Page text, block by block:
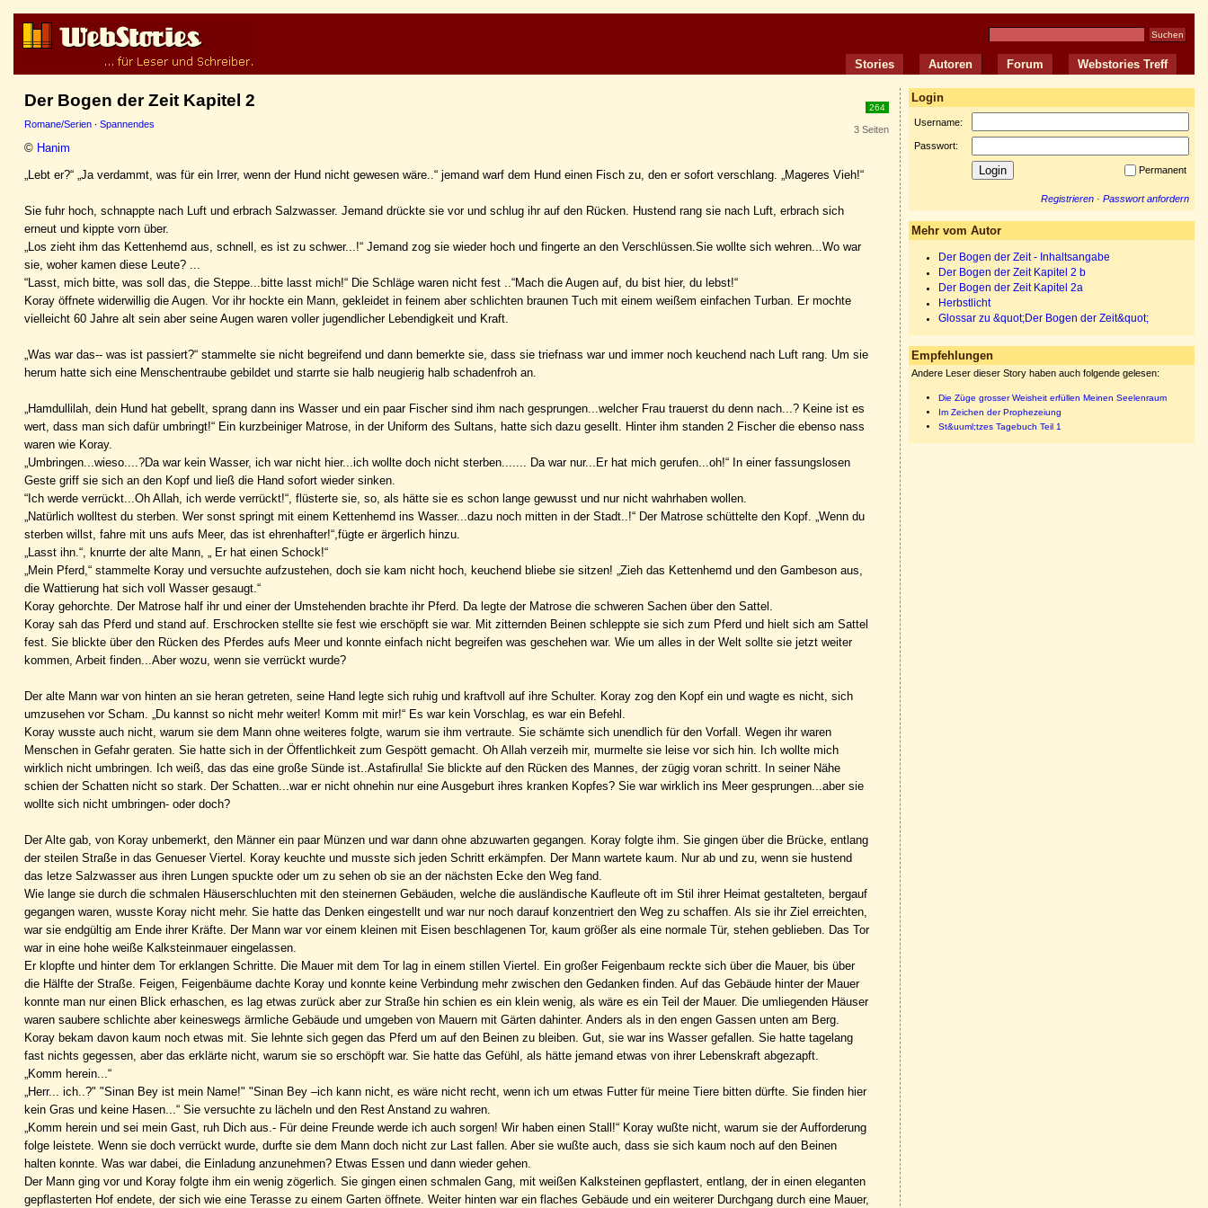
Stories Autoren Forum Webstories Treff
264
3 Seiten
Der Bogen der Zeit Kapitel 2
Romane/Serien · Spannendes
© Hanim
„Lebt er?“ „Ja verdammt, was für ein Irrer, wenn der Hund nicht gewesen wäre..“ jemand warf dem Hund einen Fisch zu, den er sofort verschlang. „Mageres Vieh!“
Sie fuhr hoch, schnappte nach Luft und erbrach Salzwasser. Jemand drückte sie vor und schlug ihr auf den Rücken. Hustend rang sie nach Luft, erbrach sich
erneut und kippte vorn über.
„Los zieht ihm das Kettenhemd aus, schnell, es ist zu schwer...!“ Jemand zog sie wieder hoch und fingerte an den Verschlüssen.Sie wollte sich wehren...Wo war
sie, woher kamen diese Leute? ...
“Lasst, mich bitte, was soll das, die Steppe...bitte lasst mich!“ Die Schläge waren nicht fest ..“Mach die Augen auf, du bist hier, du lebst!“
Koray öffnete widerwillig die Augen. Vor ihr hockte ein Mann, gekleidet in feinem aber schlichten braunen Tuch mit einem weißem einfachen Turban. Er mochte
vielleicht 60 Jahre alt sein aber seine Augen waren voller jugendlicher Lebendigkeit und Kraft.
„Was war das-- was ist passiert?“ stammelte sie nicht begreifend und dann bemerkte sie, dass sie triefnass war und immer noch keuchend nach Luft rang. Um sie
herum hatte sich eine Menschentraube gebildet und starrte sie halb neugierig halb schadenfroh an.
„Hamdullilah, dein Hund hat gebellt, sprang dann ins Wasser und ein paar Fischer sind ihm nach gesprungen...welcher Frau trauerst du denn nach...? Keine ist es
wert, dass man sich dafür umbringt!“ Ein kurzbeiniger Matrose, in der Uniform des Sultans, hatte sich dazu gesellt. Hinter ihm standen 2 Fischer die ebenso nass
waren wie Koray.
„Umbringen...wieso....?Da war kein Wasser, ich war nicht hier...ich wollte doch nicht sterben....... Da war nur...Er hat mich gerufen...oh!“ In einer fassungslosen
Geste griff sie sich an den Kopf und ließ die Hand sofort wieder sinken.
“Ich werde verrückt...Oh Allah, ich werde verrückt!“, flüsterte sie, so, als hätte sie es schon lange gewusst und nur nicht wahrhaben wollen.
„Natürlich wolltest du sterben. Wer sonst springt mit einem Kettenhemd ins Wasser...dazu noch mitten in der Stadt..!“ Der Matrose schüttelte den Kopf. „Wenn du
sterben willst, fahre mit uns aufs Meer, das ist ehrenhafter!“,fügte er ärgerlich hinzu.
„Lasst ihn.“, knurrte der alte Mann, „ Er hat einen Schock!“
„Mein Pferd,“ stammelte Koray und versuchte aufzustehen, doch sie kam nicht hoch, keuchend bliebe sie sitzen! „Zieh das Kettenhemd und den Gambeson aus,
die Wattierung hat sich voll Wasser gesaugt.“
Koray gehorchte. Der Matrose half ihr und einer der Umstehenden brachte ihr Pferd. Da legte der Matrose die schweren Sachen über den Sattel.
Koray sah das Pferd und stand auf. Erschrocken stellte sie fest wie erschöpft sie war. Mit zitternden Beinen schleppte sie sich zum Pferd und hielt sich am Sattel
fest. Sie blickte über den Rücken des Pferdes aufs Meer und konnte einfach nicht begreifen was geschehen war. Wie um alles in der Welt sollte sie jetzt weiter
kommen, Arbeit finden...Aber wozu, wenn sie verrückt wurde?
Der alte Mann war von hinten an sie heran getreten, seine Hand legte sich ruhig und kraftvoll auf ihre Schulter. Koray zog den Kopf ein und wagte es nicht, sich
umzusehen vor Scham. „Du kannst so nicht mehr weiter! Komm mit mir!“ Es war kein Vorschlag, es war ein Befehl.
Koray wusste auch nicht, warum sie dem Mann ohne weiteres folgte, warum sie ihm vertraute. Sie schämte sich unendlich für den Vorfall. Wegen ihr waren
Menschen in Gefahr geraten. Sie hatte sich in der Öffentlichkeit zum Gespött gemacht. Oh Allah verzeih mir, murmelte sie leise vor sich hin. Ich wollte mich
wirklich nicht umbringen. Ich weiß, das das eine große Sünde ist..Astafirulla! Sie blickte auf den Rücken des Mannes, der zügig voran schritt. In seiner Nähe
schien der Schatten nicht so stark. Der Schatten...war er nicht ohnehin nur eine Ausgeburt ihres kranken Kopfes? Sie war wirklich ins Meer gesprungen...aber sie
wollte sich nicht umbringen- oder doch?
Der Alte gab, von Koray unbemerkt, den Männer ein paar Münzen und war dann ohne abzuwarten gegangen. Koray folgte ihm. Sie gingen über die Brücke, entlang
der steilen Straße in das Genueser Viertel. Koray keuchte und musste sich jeden Schritt erkämpfen. Der Mann wartete kaum. Nur ab und zu, wenn sie hustend
das letze Salzwasser aus ihren Lungen spuckte oder um zu sehen ob sie an der nächsten Ecke den Weg fand.
Wie lange sie durch die schmalen Häuserschluchten mit den steinernen Gebäuden, welche die ausländische Kaufleute oft im Stil ihrer Heimat gestalteten, bergauf
gegangen waren, wusste Koray nicht mehr. Sie hatte das Denken eingestellt und war nur noch darauf konzentriert den Weg zu schaffen. Als sie ihr Ziel erreichten,
war sie endgültig am Ende ihrer Kräfte. Der Mann war vor einem kleinen mit Eisen beschlagenen Tor, kaum größer als eine normale Tür, stehen geblieben. Das Tor
war in eine hohe weiße Kalksteinmauer eingelassen.
Er klopfte und hinter dem Tor erklangen Schritte. Die Mauer mit dem Tor lag in einem stillen Viertel. Ein großer Feigenbaum reckte sich über die Mauer, bis über
die Hälfte der Straße. Feigen, Feigenbäume dachte Koray und konnte keine Verbindung mehr zwischen den Gedanken finden. Auf das Gebäude hinter der Mauer
konnte man nur einen Blick erhaschen, es lag etwas zurück aber zur Straße hin schien es ein klein wenig, als wäre es ein Teil der Mauer. Die umliegenden Häuser
waren saubere schlichte aber keineswegs ärmliche Gebäude und umgeben von Mauern mit Gärten dahinter. Anders als in den engen Gassen unten am Berg.
Koray bekam davon kaum noch etwas mit. Sie lehnte sich gegen das Pferd um auf den Beinen zu bleiben. Gut, sie war ins Wasser gefallen. Sie hatte tagelang
fast nichts gegessen, aber das erklärte nicht, warum sie so erschöpft war. Sie hatte das Gefühl, als hätte jemand etwas von ihrer Lebenskraft abgezapft.
„Komm herein...“
„Herr... ich..?" "Sinan Bey ist mein Name!" "Sinan Bey –ich kann nicht, es wäre nicht recht, wenn ich um etwas Futter für meine Tiere bitten dürfte. Sie finden hier
kein Gras und keine Hasen...“ Sie versuchte zu lächeln und den Rest Anstand zu wahren.
„Komm herein und sei mein Gast, ruh Dich aus.- Für deine Freunde werde ich auch sorgen! Wir haben einen Stall!“ Koray wußte nicht, warum sie der Aufforderung
folge leistete. Wenn sie doch verrückt wurde, durfte sie dem Mann doch nicht zur Last fallen. Aber sie wußte auch, dass sie sich kaum noch auf den Beinen
halten konnte. Was war dabei, die Einladung anzunehmen? Etwas Essen und dann wieder gehen.
Der Mann ging vor und Koray folgte ihm ein wenig zögerlich. Sie gingen einen schmalen Gang, mit weißen Kalksteinen gepflastert, entlang, der in einen eleganten
gepflasterten Hof endete, der sich wie eine Terasse zu einem Garten öffnete. Weiter hinten war ein flaches Gebäude und ein weiterer Durchgang durch eine Mauer,
Login
Username:
Passwort:
Permanent
Registrieren · Passwort anfordern
Mehr vom Autor
Der Bogen der Zeit - Inhaltsangabe
Der Bogen der Zeit Kapitel 2 b
Der Bogen der Zeit Kapitel 2a
Herbstlicht
Glossar zu &quot;Der Bogen der Zeit&quot;
Empfehlungen
Andere Leser dieser Story haben auch folgende gelesen:
Die Züge grosser Weisheit erfüllen Meinen Seelenraum
Im Zeichen der Prophezeiung
St&uuml;tzes Tagebuch Teil 1